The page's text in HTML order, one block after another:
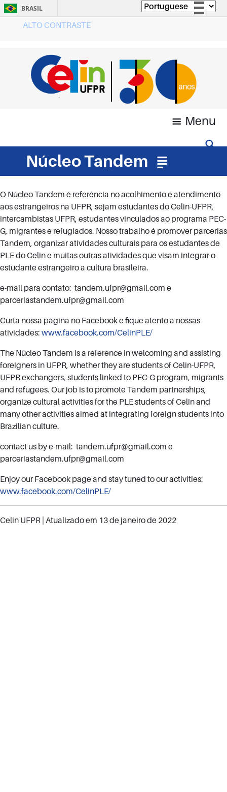
BRASIL
Acesso à informação
Legislação
Canais
ALTO CONTRASTE
Menu
Núcleo Tandem
O Núcleo Tandem é referência no acolhimento e atendimento
aos estrangeiros na UFPR, sejam estudantes do Celin-UFPR,
intercambistas UFPR, estudantes vinculados ao programa PEC-
G, migrantes e refugiados. Nosso trabalho é promover parcerias
Tandem, organizar atividades culturais para os estudantes de
PLE do Celin e muitas outras atividades que visam integrar o
estudante estrangeiro a cultura brasileira.
e-mail para contato: tandem.ufpr@gmail.com e
parceriastandem.ufpr@gmail.com
Curta nossa página no Facebook e fique atento a nossas
atividades: www.facebook.com/CelinPLE/
The Núcleo Tandem is a reference in welcoming and assisting
foreigners in UFPR, whether they are students of Celin-UFPR,
UFPR exchangers, students linked to PEC-G program, migrants
and refugees. Our job is to promote Tandem partnerships,
organize cultural activities for the PLE students of Celin and
many other activities aimed at integrating foreign students into
Brazilian culture.
contact us by e-mail: tandem.ufpr@gmail.com e
parceriastandem.ufpr@gmail.com
Enjoy our Facebook page and stay tuned to our activities:
www.facebook.com/CelinPLE/
Celin UFPR | Atualizado em 13 de janeiro de 2022